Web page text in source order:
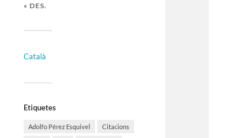
« DES.
Català
Etiquetes
Adolfo Pérez Esquivel Citacions